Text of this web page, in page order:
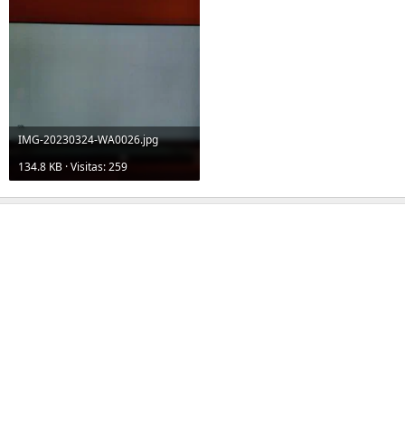
IMG-20230324-WA0026.jpg
134.8 KB · Visitas: 259